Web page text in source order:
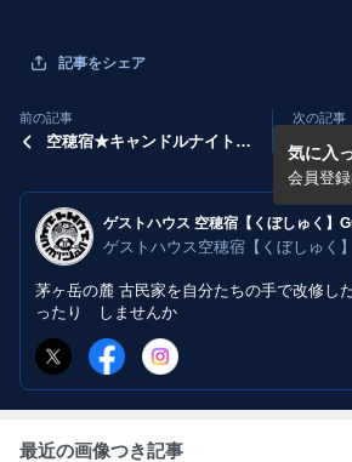
記事をシェア
前の記事
空穂宿★キャンドルナイト夏
次の記事
空穂宿★
至
ゲストハウス空穂宿【くぼしゅく】
茅ヶ岳の麓 古民家を自分たちの手で改修し
ったり しませんか
気に入
会員登
最近の画像つき記事